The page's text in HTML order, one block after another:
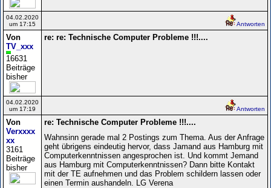
04.02.2020
um 17:15
Antworten
Von
TV_xxx
16631
Beiträge
bisher
re: re: Technische Computer Probleme !!!....
04.02.2020
um 17:19
Antworten
Von
Verxxxx
xx
3161
Beiträge
bisher
re: Technische Computer Probleme !!!....
Wahnsinn gerade mal 2 Postings zum Thema. Aus der Anfrage
geht übrigens eindeutig hervor, dass Jamand aus Hamburg mit
Computerkenntnissen angesprochen ist. Und kommt Jemand
aus Hamburg mit Computerkenntnissen? Dann bitte Kontakt
mit der TE aufnehmen und das Problem schildern lassen oder
einen Termin aushandeln. LG Verena